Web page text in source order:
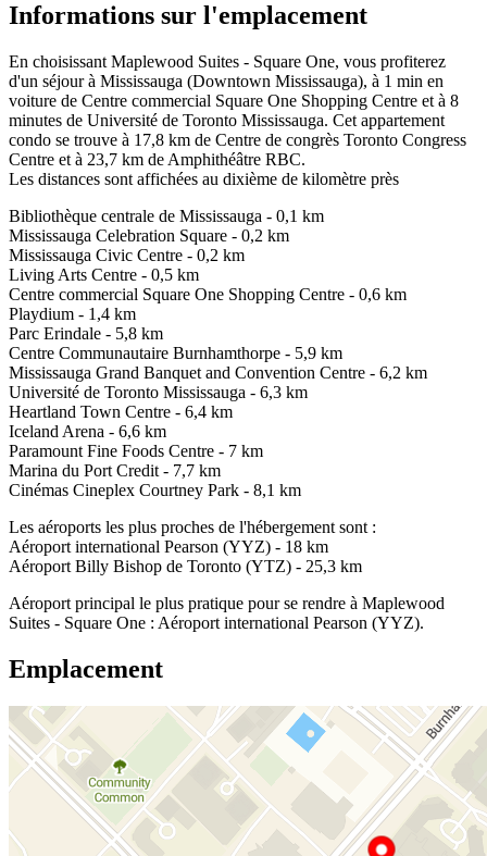
Informations sur l'emplacement
En choisissant Maplewood Suites - Square One, vous profiterez
d'un séjour à Mississauga (Downtown Mississauga), à 1 min en
voiture de Centre commercial Square One Shopping Centre et à 8
minutes de Université de Toronto Mississauga. Cet appartement
condo se trouve à 17,8 km de Centre de congrès Toronto Congress
Centre et à 23,7 km de Amphithéâtre RBC.
Les distances sont affichées au dixième de kilomètre près
Bibliothèque centrale de Mississauga - 0,1 km
Mississauga Celebration Square - 0,2 km
Mississauga Civic Centre - 0,2 km
Living Arts Centre - 0,5 km
Centre commercial Square One Shopping Centre - 0,6 km
Playdium - 1,4 km
Parc Erindale - 5,8 km
Centre Communautaire Burnhamthorpe - 5,9 km
Mississauga Grand Banquet and Convention Centre - 6,2 km
Université de Toronto Mississauga - 6,3 km
Heartland Town Centre - 6,4 km
Iceland Arena - 6,6 km
Paramount Fine Foods Centre - 7 km
Marina du Port Credit - 7,7 km
Cinémas Cineplex Courtney Park - 8,1 km
Les aéroports les plus proches de l'hébergement sont :
Aéroport international Pearson (YYZ) - 18 km
Aéroport Billy Bishop de Toronto (YTZ) - 25,3 km
Aéroport principal le plus pratique pour se rendre à Maplewood
Suites - Square One : Aéroport international Pearson (YYZ).
Emplacement